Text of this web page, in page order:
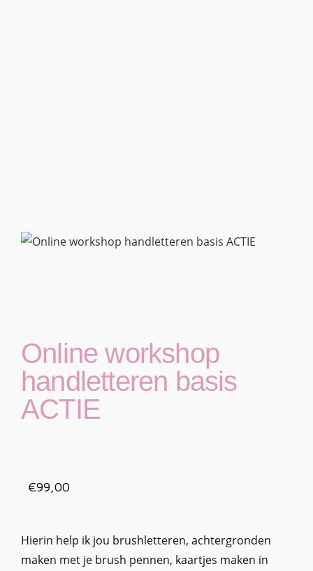
Online workshop
handletteren basis
ACTIE
€99,00
Hierin help ik jou brushletteren, achtergronden
maken met je brush pennen, kaartjes maken in